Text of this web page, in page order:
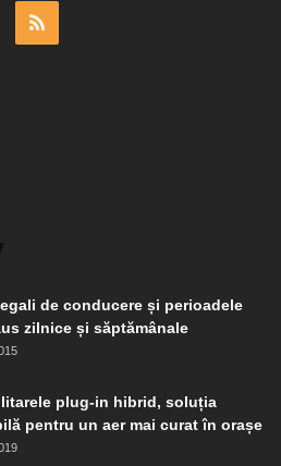
de conducere și perioadele
zilnice și săptămânale
plug-in hibrid, soluția
pentru un aer mai curat în orașe